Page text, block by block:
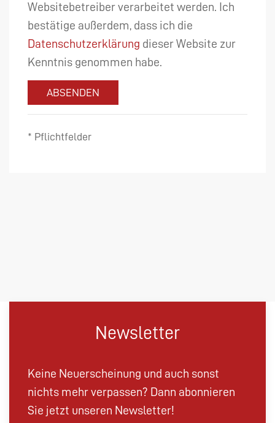
Websitebetreiber verarbeitet werden. Ich
bestätige außerdem, dass ich die
Datenschutzerklärung dieser Website zur
Kenntnis genommen habe.
ABSENDEN
* Pflichtfelder
Newsletter
Keine Neuerscheinung und auch sonst
nichts mehr verpassen? Dann abonnieren
Sie jetzt unseren Newsletter!